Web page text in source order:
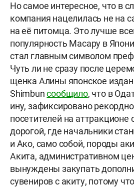
Но самое интересное, что в
компания нацелилась не на
на её питомца. Это лучше
популярность Масару в
стал главным символом
Чуть ли не сразу после
щенка Алины японское
Shimbunсообщило, что в
ину, зафиксировано
посетителей на аттракционе
дорогой, где начальники
и Ако, само собой, породы
Акита, административном
вынуждены закупать
сувениров с акиту, потому